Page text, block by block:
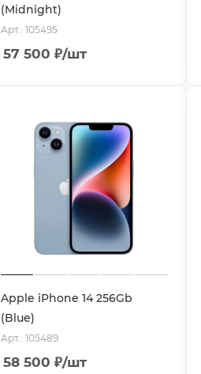
(Midnight)
Арт.: 105495
57 500 ₽/шт
Apple iPhone 14 256Gb
(Blue)
Арт.: 105489
58 500 ₽/шт